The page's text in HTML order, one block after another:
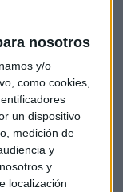
nosotros
y/o
como cookies,
un dispositivo
medición de
y
y
localización